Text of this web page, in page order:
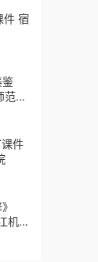
件 宿
鉴
范大
课件
机